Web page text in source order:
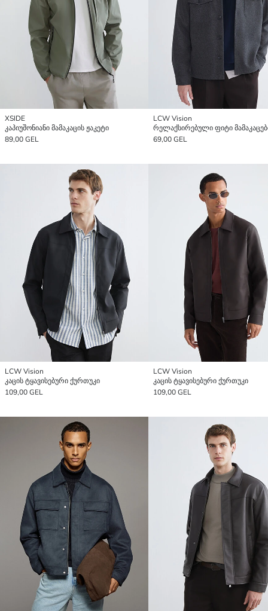
XSIDE
კაპიუშონიანი მამაკაცის ჟაკეტი
89,00 GEL
LCW Vision
69,00 GEL
LCW Vision
კაცის ტყავისებური ქურთუკი
109,00 GEL
LCW Vision
კაცის ტყავისებური ქურთუკი
109,00 GEL